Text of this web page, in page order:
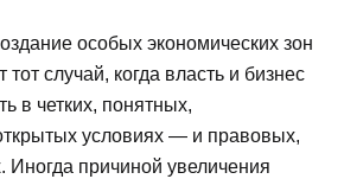
особых экономических зон
тот случай, когда власть и бизнес
в четких, понятных,
условиях — и правовых,
Иногда причиной увеличения